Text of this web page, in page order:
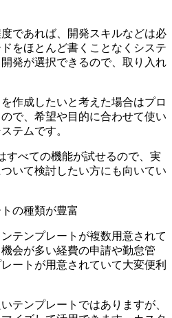
であれば、開発スキルなどは必
をほとんど書くことなくシステ
発が選択できるので、取り入れ
作成したいと考えた場合はプロ
で、 希望や目的に合わせて使い
テムです。
すべての機能が試せるので、実
いて検討したい方にも向いてい
の種類が豊富
テンプレートが複数用意されて
会が多い経費の申請や勤怠管
ートが用意されていて大変便利
テンプレートではありますが、